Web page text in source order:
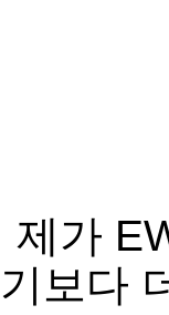
제가
기보다